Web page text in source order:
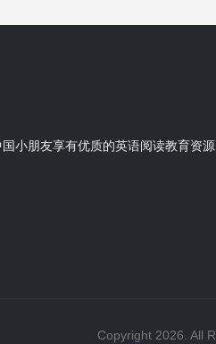
小朋友享有优质的英语阅读教育资源
Copyright 2026. All